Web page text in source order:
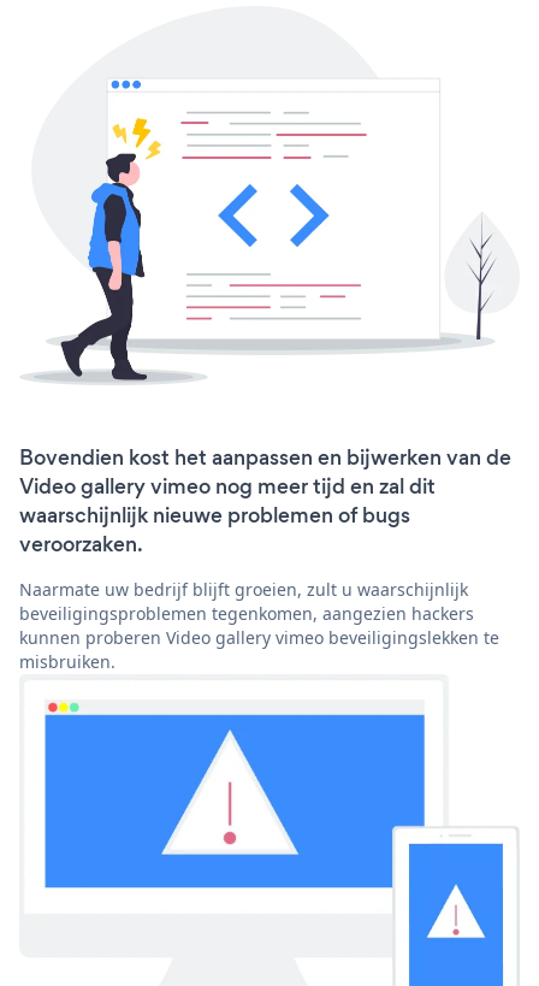
Bovendien kost het aanpassen en bijwerken van de
Video gallery vimeo nog meer tijd en zal dit
waarschijnlijk nieuwe problemen of bugs
veroorzaken.
Naarmate uw bedrijf blijft groeien, zult u waarschijnlijk
beveiligingsproblemen tegenkomen, aangezien hackers
kunnen proberen Video gallery vimeo beveiligingslekken te
misbruiken.